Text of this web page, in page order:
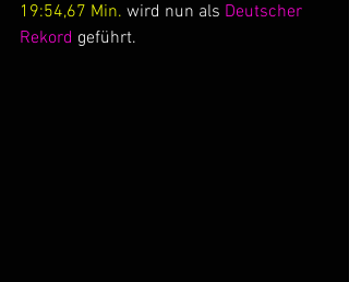
19:54,67 Min. wird nun als Deutscher
Rekord geführt.